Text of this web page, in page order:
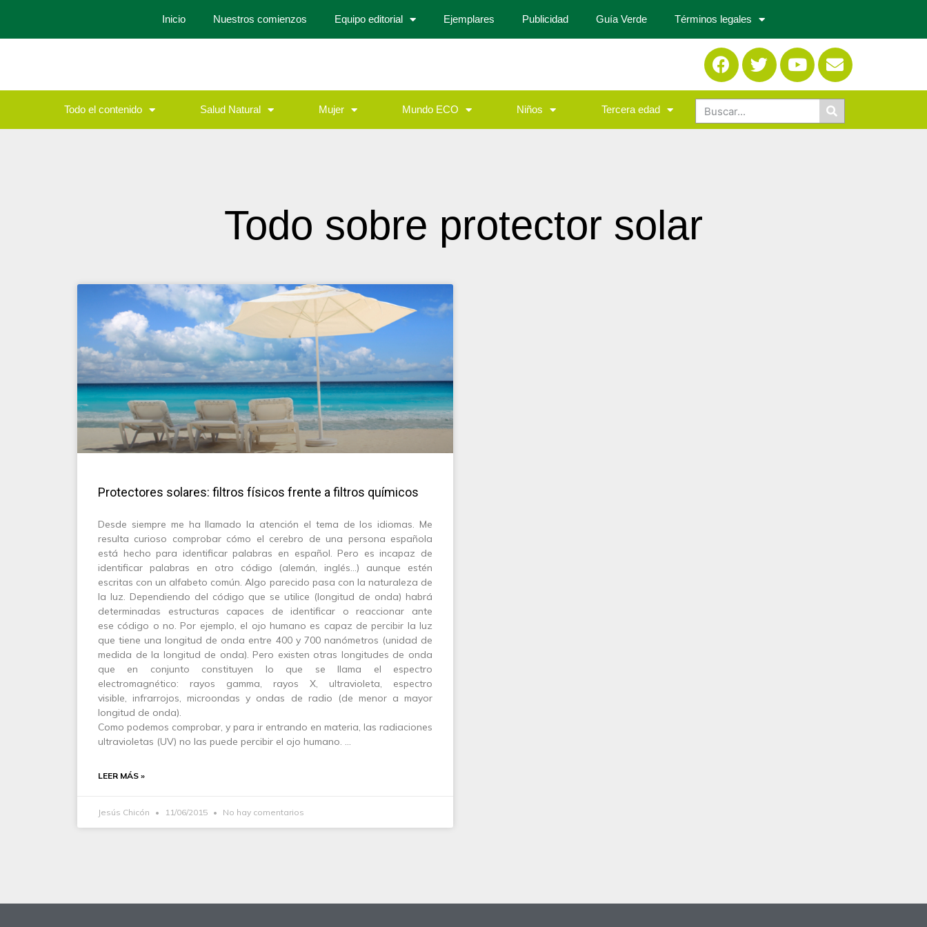
Inicio Nuestros comienzos Equipo editorial Ejemplares Publicidad Guía Verde Términos legales
Todo el contenido Salud Natural Mujer Mundo ECO Niños Tercera edad
Todo sobre protector solar
Protectores solares: filtros físicos frente a filtros químicos
Desde siempre me ha llamado la atención el tema de los idiomas. Me
resulta curioso comprobar cómo el cerebro de una persona española
está hecho para identificar palabras en español. Pero es incapaz de
identificar palabras en otro código (alemán, inglés…) aunque estén
escritas con un alfabeto común. Algo parecido pasa con la naturaleza de
la luz. Dependiendo del código que se utilice (longitud de onda) habrá
determinadas estructuras capaces de identificar o reaccionar ante
ese código o no. Por ejemplo, el ojo humano es capaz de percibir la luz
que tiene una longitud de onda entre 400 y 700 nanómetros (unidad de
medida de la longitud de onda). Pero existen otras longitudes de onda
que en conjunto constituyen lo que se llama el espectro
electromagnético: rayos gamma, rayos X, ultravioleta, espectro
visible, infrarrojos, microondas y ondas de radio (de menor a mayor
longitud de onda).
Como podemos comprobar, y para ir entrando en materia, las radiaciones
ultravioletas (UV) no las puede percibir el ojo humano. …
LEER MÁS »
Jesús Chicón 11/06/2015 No hay comentarios